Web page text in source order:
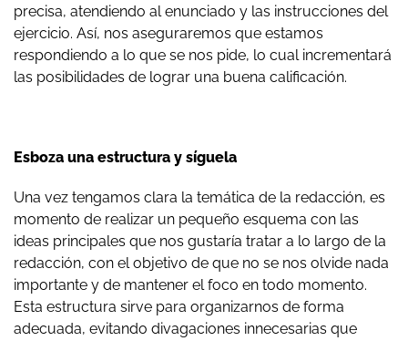
precisa, atendiendo al enunciado y las instrucciones del
ejercicio. Así, nos aseguraremos que estamos
respondiendo a lo que se nos pide, lo cual incrementará
las posibilidades de lograr una buena calificación.
Esboza una estructura y síguela
Una vez tengamos clara la temática de la redacción, es
momento de realizar un pequeño esquema con las
ideas principales que nos gustaría tratar a lo largo de la
redacción, con el objetivo de que no se nos olvide nada
importante y de mantener el foco en todo momento.
Esta estructura sirve para organizarnos de forma
adecuada, evitando divagaciones innecesarias que